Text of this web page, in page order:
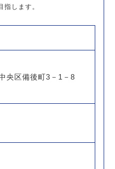
指します。
央区備後町3－1－8